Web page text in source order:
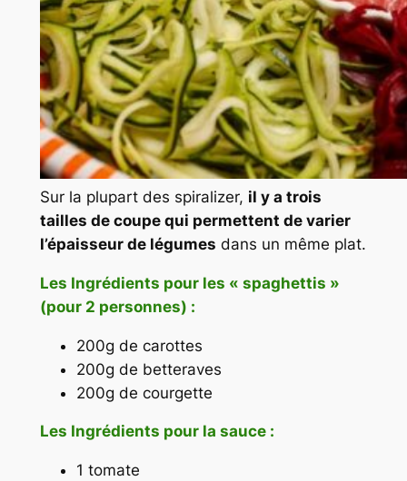
Sur la plupart des spiralizer, il y a trois
tailles de coupe qui permettent de varier
l’épaisseur de légumes dans un même plat.
Les Ingrédients pour les « spaghettis »
(pour 2 personnes) :
200g de carottes
200g de betteraves
200g de courgette
Les Ingrédients pour la sauce :
1 tomate